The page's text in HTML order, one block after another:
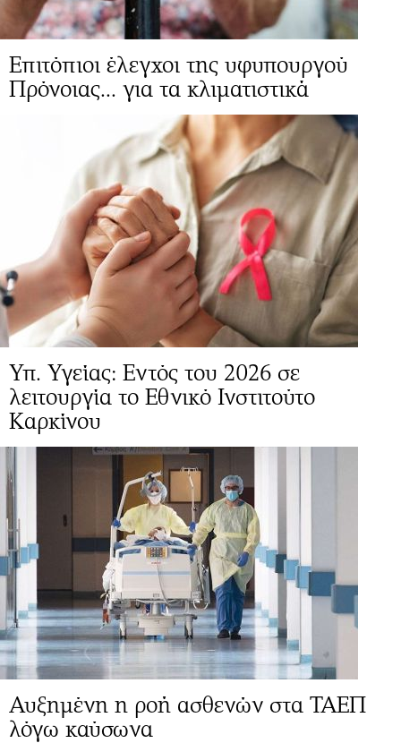
Επιτόπιοι έλεγχοι της υφυπουργού
Πρόνοιας... για τα κλιματιστικά
Υπ. Υγείας: Εντός του 2026 σε
λειτουργία το Εθνικό Ινστιτούτο
Καρκίνου
Αυξημένη η ροή ασθενών στα ΤΑΕΠ
λόγω καύσωνα